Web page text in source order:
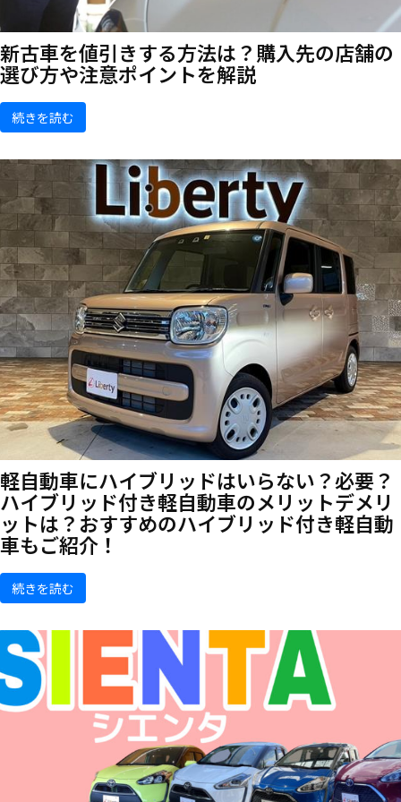
新古車を値引きする方法は？購入先の店舗の
選び方や注意ポイントを解説
続きを読む
軽自動車にハイブリッドはいらない？必要？
ハイブリッド付き軽自動車のメリットデメリ
ットは？おすすめのハイブリッド付き軽自動
車もご紹介！
続きを読む